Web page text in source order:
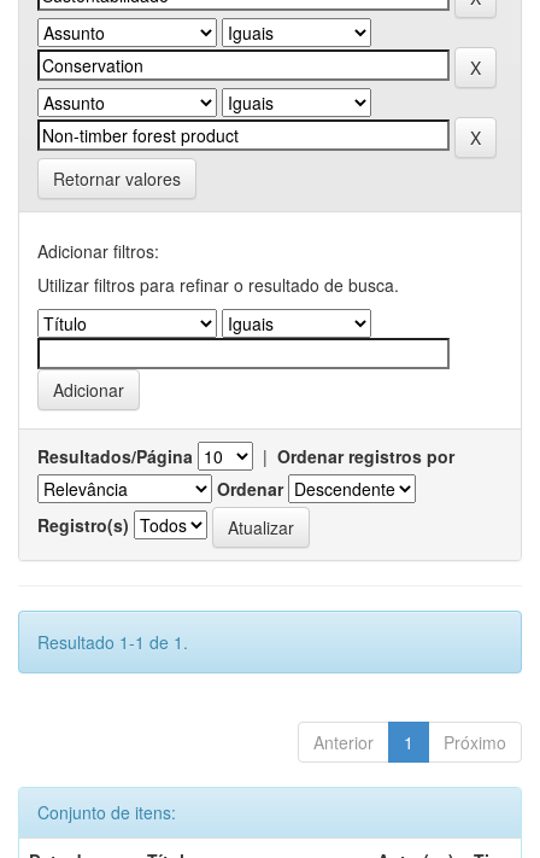
Retornar valores
Adicionar filtros:
Utilizar filtros para refinar o resultado de busca.
Resultados/Página | Ordenar registros por
Ordenar
Registro(s)
Resultado 1-1 de 1.
Anterior 1 Próximo
Conjunto de itens: